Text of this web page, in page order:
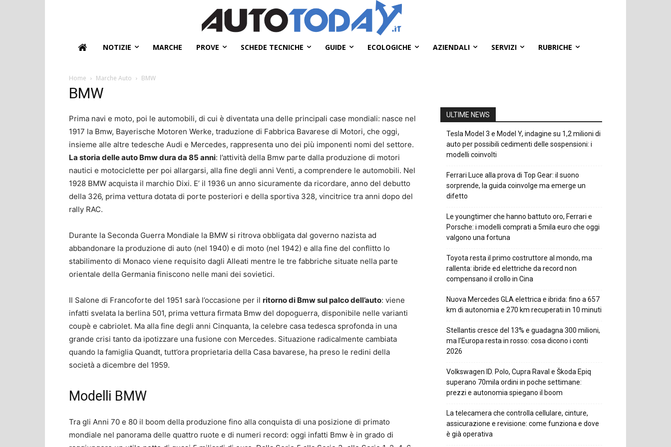
NOTIZIE MARCHE PROVE SCHEDE TECNICHE GUIDE ECOLOGICHE AZIENDALI SERVIZI RUBRICHE
Home Marche Auto BMW
BMW
Prima navi e moto, poi le automobili, di cui è diventata una delle principali case mondiali: nasce nel
1917 la Bmw, Bayerische Motoren Werke, traduzione di Fabbrica Bavarese di Motori, che oggi,
insieme alle altre tedesche Audi e Mercedes, rappresenta uno dei più imponenti nomi del settore.
La storia delle auto Bmw dura da 85 anni: l’attività della Bmw parte dalla produzione di motori
nautici e motociclette per poi allargarsi, alla fine degli anni Venti, a comprendere le automobili. Nel
1928 BMW acquista il marchio Dixi. E’ il 1936 un anno sicuramente da ricordare, anno del debutto
della 326, prima vettura dotata di porte posteriori e della sportiva 328, vincitrice tra anni dopo del
rally RAC.
Durante la Seconda Guerra Mondiale la BMW si ritrova obbligata dal governo nazista ad
abbandonare la produzione di auto (nel 1940) e di moto (nel 1942) e alla fine del conflitto lo
stabilimento di Monaco viene requisito dagli Alleati mentre le tre fabbriche situate nella parte
orientale della Germania finiscono nelle mani dei sovietici.
Il Salone di Francoforte del 1951 sarà l’occasione per il ritorno di Bmw sul palco dell’auto: viene
infatti svelata la berlina 501, prima vettura firmata Bmw del dopoguerra, disponibile nelle varianti
coupè e cabriolet. Ma alla fine degli anni Cinquanta, la celebre casa tedesca sprofonda in una
grande crisi tanto da ipotizzare una fusione con Mercedes. Situazione radicalmente cambiata
quando la famiglia Quandt, tutt’ora proprietaria della Casa bavarese, ha preso le redini della
società a dicembre del 1959.
Modelli BMW
Tra gli Anni 70 e 80 il boom della produzione fino alla conquista di una posizione di primato
mondiale nel panorama delle quattro ruote e di numeri record: oggi infatti Bmw è in grado di
ULTIME NEWS
Tesla Model 3 e Model Y, indagine su 1,2 milioni di
auto per possibili cedimenti delle sospensioni: i
modelli coinvolti
Ferrari Luce alla prova di Top Gear: il suono
sorprende, la guida coinvolge ma emerge un
difetto
Le youngtimer che hanno battuto oro, Ferrari e
Porsche: i modelli comprati a 5mila euro che oggi
valgono una fortuna
Toyota resta il primo costruttore al mondo, ma
rallenta: ibride ed elettriche da record non
compensano il crollo in Cina
Nuova Mercedes GLA elettrica e ibrida: fino a 657
km di autonomia e 270 km recuperati in 10 minuti
Stellantis cresce del 13% e guadagna 300 milioni,
ma l’Europa resta in rosso: cosa dicono i conti
2026
Volkswagen ID. Polo, Cupra Raval e Škoda Epiq
superano 70mila ordini in poche settimane:
prezzi e autonomia spiegano il boom
La telecamera che controlla cellulare, cinture,
assicurazione e revisione: come funziona e dove
è già operativa